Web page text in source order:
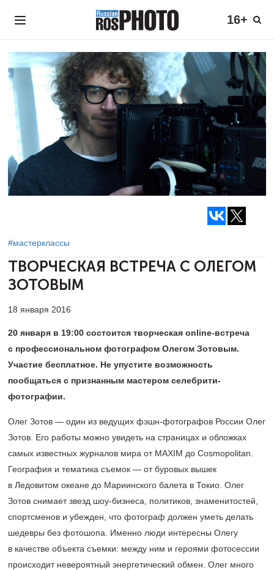
16+
#мастерклассы
ТВОРЧЕСКАЯ ВСТРЕЧА С ОЛЕГОМ
ЗОТОВЫМ
18 января 2016
20 января в 19:00 состоится творческая online-встреча
с профессиональном фотографом Олегом Зотовым.
Участие бесплатное. Не упустите возможность
пообщаться с признанным мастером селебрити-
фотографии.
Олег Зотов — один из ведущих фэшн-фотографов России Олег
Зотов. Его работы можно увидеть на страницах и обложках
самых известных журналов мира от MAXIM до Cosmopolitan.
География и тематика съемок — от буровых вышек
в Ледовитом океане до Мариинского балета в Токио. Олег
Зотов снимает звезд шоу-бизнеса, политиков, знаменитостей,
спортсменов и убежден, что фотограф должен уметь делать
шедевры без фотошопа. Именно люди интересны Олегу
в качестве объекта съемки: между ним и героями фотосессии
происходит невероятный энергетический обмен. Олег много